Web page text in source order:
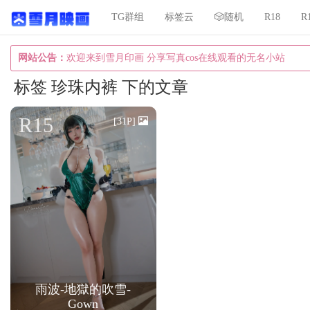
网站公告： 欢迎来到雪月印画 分享写真cos在线观看的无名小站
TG群组 标签云 🎲随机 R18
标签 珍珠内裤 下的文章
雨波-地獄的吹雪-
Gown
R15 [31P]